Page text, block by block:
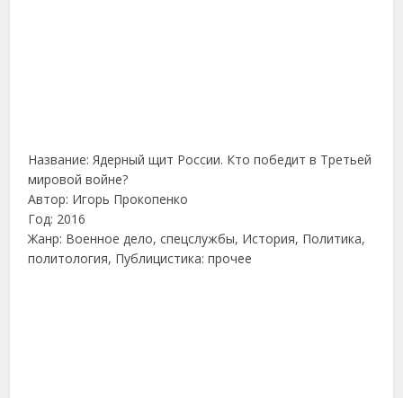
Название: Ядерный щит России. Кто победит в Третьей
мировой войне?
Автор: Игорь Прокопенко
Год: 2016
Жанр: Военное дело, спецслужбы, История, Политика,
политология, Публицистика: прочее